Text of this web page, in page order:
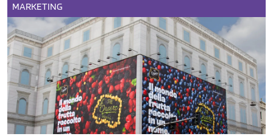
MARKETING